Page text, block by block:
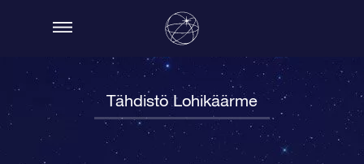
Tähdistö Lohikäärme